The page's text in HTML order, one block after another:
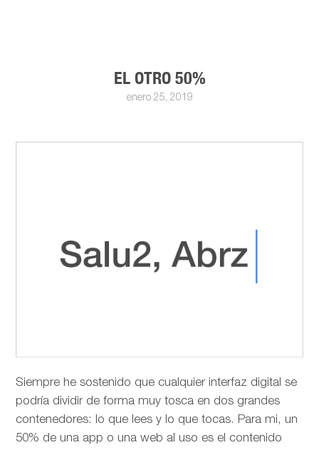
EL OTRO 50%
enero 25, 2019
Siempre he sostenido que cualquier interfaz digital se
podría dividir de forma muy tosca en dos grandes
contenedores: lo que lees y lo que tocas. Para mi, un
50% de una app o una web al uso es el contenido